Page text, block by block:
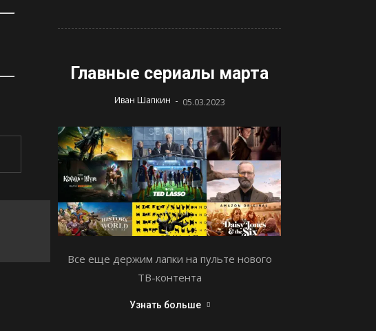
Главные сериалы марта
Иван Шапкин - 05.03.2023
Все еще держим лапки на пульте нового
ТВ-контента
Узнать больше